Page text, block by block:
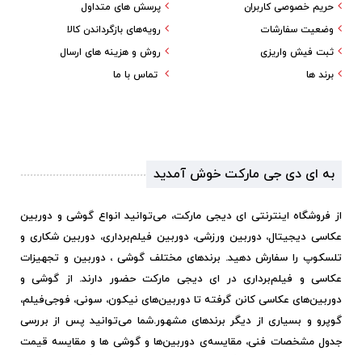
پرسش های متداول
رویه‌های بازگرداندن کالا
روش و هزینه های ارسال
تماس با ما
حریم خصوصی کاربران
وضعیت سفارشات
ثبت فیش واریزی
برند ها
به ای دی جی مارکت خوش آمدید
از فروشگاه اینترنتی ای دیجی مارکت، می‌توانید انواع گوشی و دوربین
عکاسی دیجیتال، دوربین ورزشی، دوربین فیلم‌برداری، دوربین شکاری و
تلسکوپ را سفارش دهید. برندهای مختلف گوشی ، دوربین و تجهیزات
عکاسی و فیلم‌برداری در ای دیجی مارکت حضور دارند. از گوشی و
دوربین‌های عکاسی کانن گرفته تا دوربین‌های نیکون، سونی، فوجی‌فیلم،
گوپرو و بسیاری از دیگر برندهای مشهور.شما می‌توانید پس از بررسی
جدول مشخصات فنی، مقایسه‌ی دوربین‌ها و گوشی ها و مقایسه قیمت